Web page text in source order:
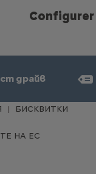
драйв
БИСКВИТКИ
НА ЕС